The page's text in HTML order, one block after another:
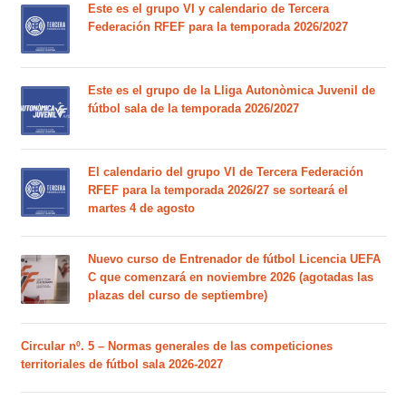
Este es el grupo VI y calendario de Tercera
Federación RFEF para la temporada 2026/2027
Este es el grupo de la Lliga Autonòmica Juvenil de
fútbol sala de la temporada 2026/2027
El calendario del grupo VI de Tercera Federación
RFEF para la temporada 2026/27 se sorteará el
martes 4 de agosto
Nuevo curso de Entrenador de fútbol Licencia UEFA
C que comenzará en noviembre 2026 (agotadas las
plazas del curso de septiembre)
Circular nº. 5 – Normas generales de las competiciones
territoriales de fútbol sala 2026-2027